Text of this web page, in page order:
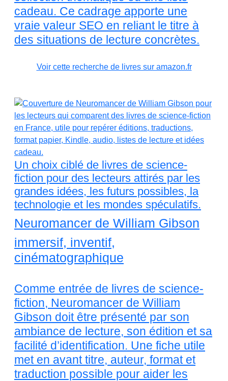
cadeau. Ce cadrage apporte une
vraie valeur SEO en reliant le titre à
des situations de lecture concrètes.
Voir cette recherche de livres sur amazon.fr
Un choix ciblé de livres de science-
fiction pour des lecteurs attirés par les
grandes idées, les futurs possibles, la
technologie et les mondes spéculatifs.
Neuromancer de William Gibson
immersif, inventif,
cinématographique
Comme entrée de livres de science-
fiction, Neuromancer de William
Gibson doit être présenté par son
ambiance de lecture, son édition et sa
facilité d’identification. Une fiche utile
met en avant titre, auteur, format et
traduction possible pour aider les